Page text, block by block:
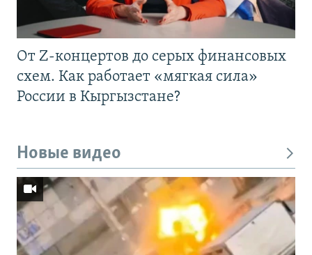
От Z-концертов до серых финансовых
схем. Как работает «мягкая сила»
России в Кыргызстане?
Новые видео